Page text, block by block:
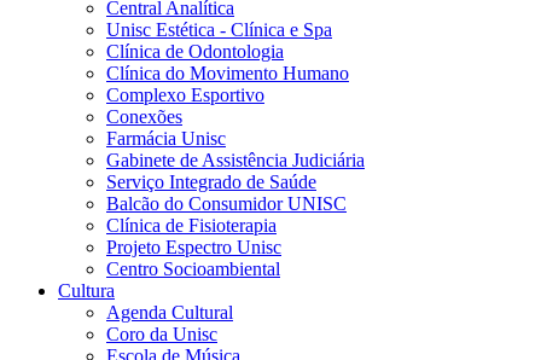
Central Analítica
Unisc Estética - Clínica e Spa
Clínica de Odontologia
Clínica do Movimento Humano
Complexo Esportivo
Conexões
Farmácia Unisc
Gabinete de Assistência Judiciária
Serviço Integrado de Saúde
Balcão do Consumidor UNISC
Clínica de Fisioterapia
Projeto Espectro Unisc
Centro Socioambiental
Cultura
Agenda Cultural
Coro da Unisc
Escola de Música